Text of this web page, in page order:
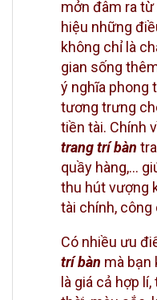
mởn đâm ra
hiệu những
không chỉ là
gian sống
ý nghĩa phong
tương trưng
tiền tài. Chính
trang trí bàn
quầy hàng,…
thu hút vượng
tài chính, công
Có nhiều ưu
trí bàn mà bạn
là giá cả hợp